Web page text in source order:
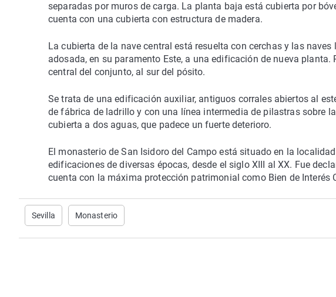
separadas por muros de carga. La planta baja está cubierta por
cuenta con una cubierta con estructura de madera.
La cubierta de la nave central está resuelta con cerchas y las
adosada, en su paramento Este, a una edificación de nueva
central del conjunto, al sur del pósito.
Se trata de una edificación auxiliar, antiguos corrales abiertos al
de fábrica de ladrillo y con una línea intermedia de pilastras sobre
cubierta a dos aguas, que padece un fuerte deterioro.
El monasterio de San Isidoro del Campo está situado en la
edificaciones de diversas épocas, desde el siglo XIII al XX. Fue
cuenta con la máxima protección patrimonial como Bien de Interés
Sevilla Monasterio